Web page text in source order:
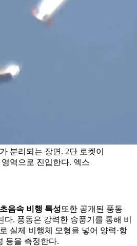
분리되는 장면. 2단 로켓이
역으로 진입한다. 엑스
음속 비행 특성또한 공개된 풍동
. 풍동은 강력한 송풍기를 통해 비
실제 비행체 모형을 넣어 양력·항
등을 측정한다.